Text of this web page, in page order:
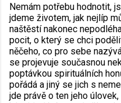
Nemám potřebu hodnotit,
jdeme životem, jak nejlíp
naštěstí nakonec
pocit, o který se chci
něčeho, co pro sebe
se projevuje současnou
poptávkou spirituálních
pořádá a jiný se jich s
jde právě o ten jeho